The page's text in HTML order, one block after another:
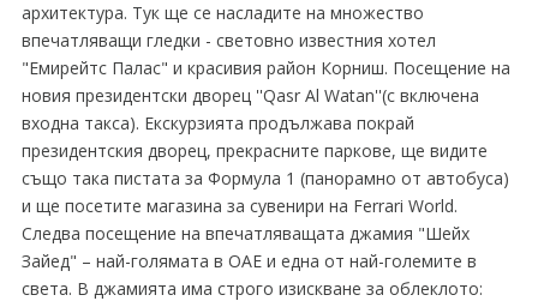
архитектура. Тук ще се насладите на множество
впечатляващи гледки - световно известния хотел
"Емирейтс Палас" и красивия район Корниш. Посещение на
новия президентски дворец ''Qasr Al Watan''(с включена
входна такса). Екскурзията продължава покрай
президентския дворец, прекрасните паркове, ще видите
също така пистата за Формула 1 (панорамно от автобуса)
и ще посетите магазина за сувенири на Ferrari World.
Следва посещение на впечатляващата джамия "Шейх
Зайед" – най-голямата в ОАЕ и една от най-големите в
света. В джамията има строго изискване за облеклото: